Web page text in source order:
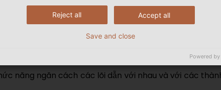
năng ngăn cách các lõi dẫn với nhau và với các
Accept all
Reject all
Save and close
Powered by